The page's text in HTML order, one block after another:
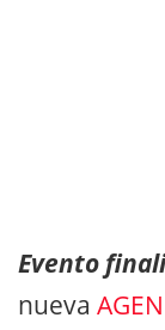
Evento
nueva